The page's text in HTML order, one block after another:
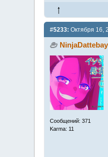
#5233: Октября 16,
Сообщений: 371
Karma: 11